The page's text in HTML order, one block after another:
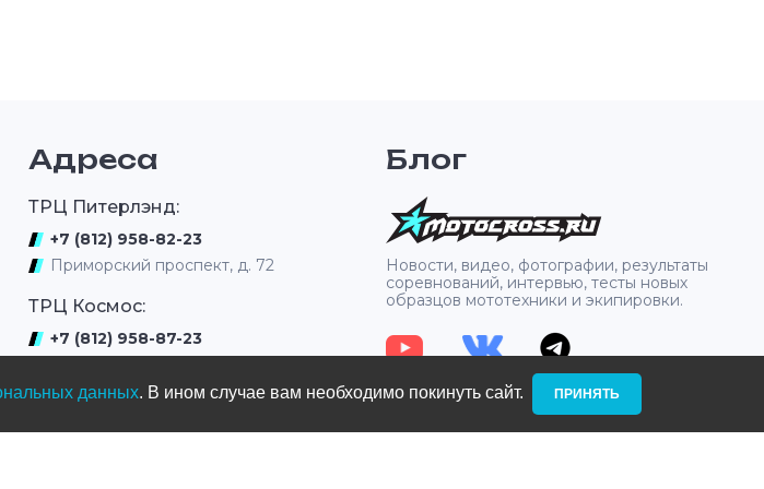
Адреса
ТРЦ Питерлэнд:
+7 (812) 958-82-23
Приморский проспект, д. 72
ТРЦ Космос:
+7 (812) 958-87-23
ул. Нахимова
Блог
Новости, видео, фотографии, результаты
соревнований, интервью, тесты новых
образцов мототехники и экипировки.
данных. В ином случае вам необходимо покинуть сайт. ­ ПРИНЯТЬ